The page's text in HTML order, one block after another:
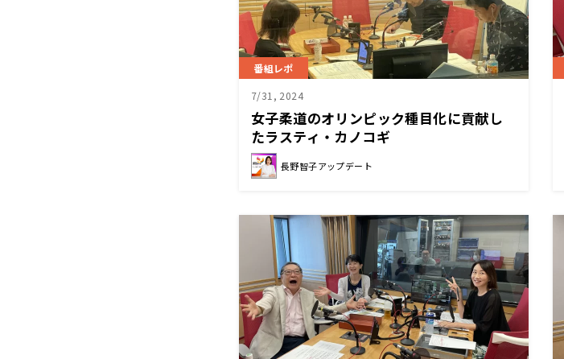
番組レポ
7/31, 2024
女子柔道のオリンピック種目化に貢献し
たラスティ・カノコギ
長野智子アップデート